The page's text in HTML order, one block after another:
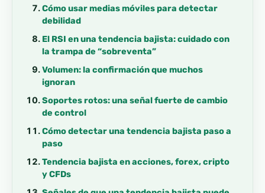
Cómo usar medias móviles para detectar
debilidad
El RSI en una tendencia bajista: cuidado con
la trampa de “sobreventa”
Volumen: la confirmación que muchos
ignoran
Soportes rotos: una señal fuerte de cambio
de control
Cómo detectar una tendencia bajista paso a
paso
Tendencia bajista en acciones, forex, cripto
y CFDs